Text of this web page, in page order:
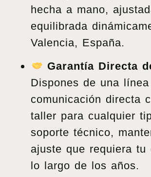
hecha a mano,
equilibrada
Valencia, España.
Garantía Directa
Dispones de una
comunicación directa
taller para cualquier
soporte técnico,
ajuste que requiera tu
lo largo de los años.